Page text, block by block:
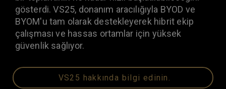
gösterdi. VS25, donanım aracılığıyla BYOD ve
BYOM'u tam olarak destekleyerek hibrit ekip
çalışması ve hassas ortamlar için yüksek
güvenlik sağlıyor.
VS25 hakkında bilgi edinin.